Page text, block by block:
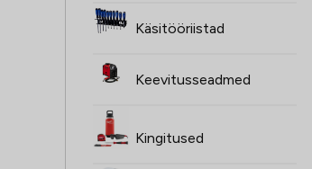
Käsitööriistad
Keevitusseadmed
Kingitused